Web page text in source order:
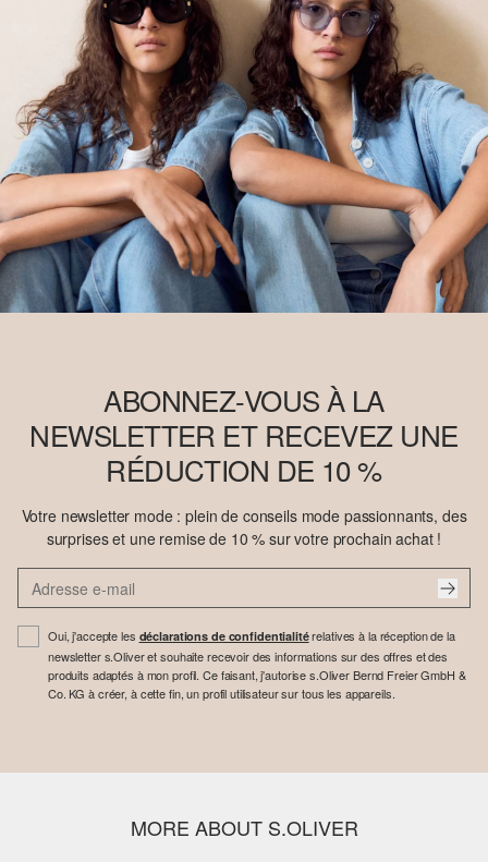
ABONNEZ-VOUS À LA
NEWSLETTER ET RECEVEZ UNE
RÉDUCTION DE 10 %
Votre newsletter mode : plein de conseils mode passionnants, des
surprises et une remise de 10 % sur votre prochain achat !
Oui, j'accepte les déclarations de confidentialitérelatives à la réception de la
newsletter s.Oliver et souhaite recevoir des informations sur des offres et des
produits adaptés à mon profil. Ce faisant, j'autorise s.Oliver Bernd Freier GmbH &
Co. KG à créer, à cette fin, un profil utilisateur sur tous les appareils.
MORE ABOUT S.OLIVER